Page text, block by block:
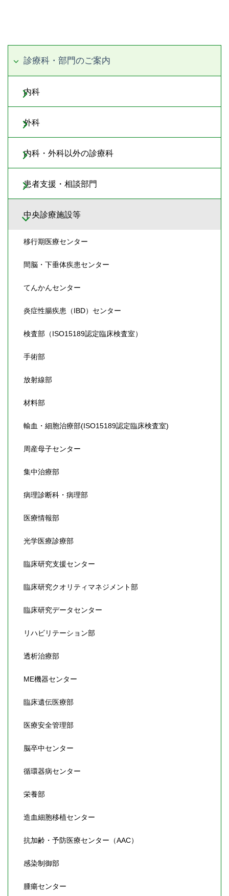
診療科・部門のご案内
内科
外科
内科・外科以外の診療科
患者支援・相談部門
中央診療施設等
移行期医療センター
間脳・下垂体疾患センター
てんかんセンター
炎症性腸疾患（IBD）センター
検査部（ISO15189認定臨床検査室）
手術部
放射線部
材料部
輸血・細胞治療部(ISO15189認定臨床検査室)
周産母子センター
集中治療部
病理診断科・病理部
医療情報部
光学医療診療部
臨床研究支援センター
臨床研究クオリティマネジメント部
臨床研究データセンター
リハビリテーション部
透析治療部
ME機器センター
臨床遺伝医療部
医療安全管理部
脳卒中センター
循環器病センター
栄養部
造血細胞移植センター
抗加齢・予防医療センター（AAC）
感染制御部
腫瘍センター